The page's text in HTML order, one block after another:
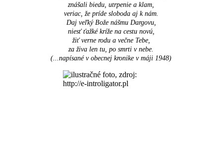
znášali biedu, utrpenie a klam,
veriac, že príde sloboda aj k nám.
Daj veľký Bože nášmu Dargovu,
niesť ťažké kríže na cestu novú,
žiť verne rodu a večne Tebe,
za živa len tu, po smrti v nebe.
(...napísané v obecnej kronike v máji 1948)